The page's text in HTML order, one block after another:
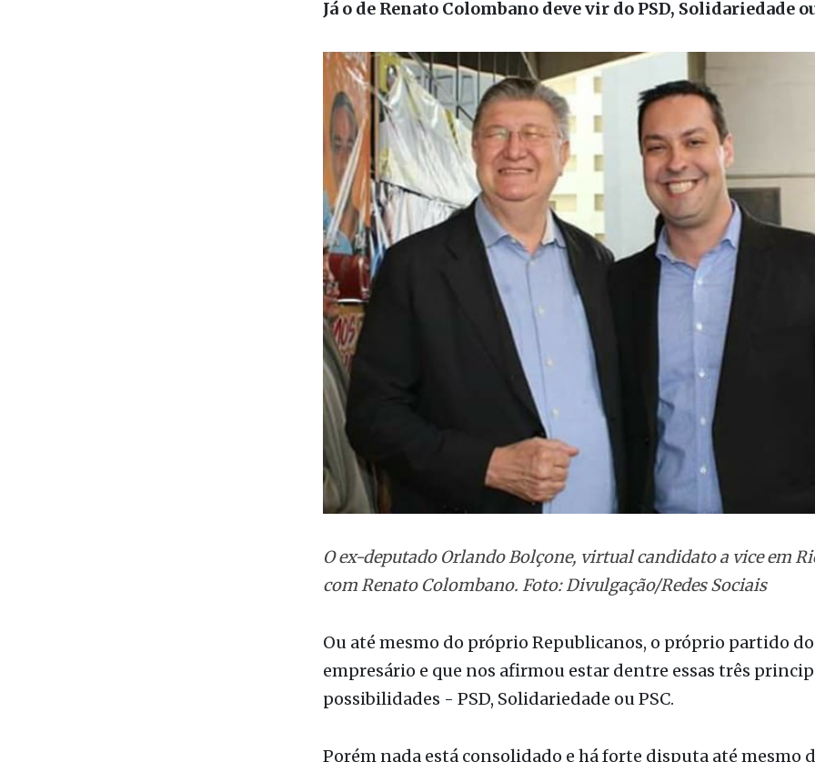
O ex-deputado Orlando Bolçone, virtual candidato a vice em
Ou até mesmo do próprio Republicanos, o próprio partido do
possibilidades - PSD, Solidariedade ou PSC.
Porém nada está consolidado e há forte disputa até mesmo